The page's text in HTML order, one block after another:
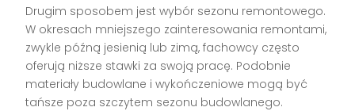
Drugim sposobem jest wybór sezonu remontowego.
W okresach mniejszego zainteresowania remontami,
zwykle późną jesienią lub zimą, fachowcy często
oferują niższe stawki za swoją pracę. Podobnie
materiały budowlane i wykończeniowe mogą być
tańsze poza szczytem sezonu budowlanego.